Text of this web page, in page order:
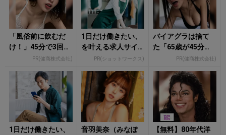
「風俗前に飲むだ
け！」45分で3回戦
も余裕！980円で朝
PR(健商株式会社)
1日だけ働きたい、
を叶える求人サイ
PR(ショットワークス)
バイアグラは捨て
た「65歳が45分で3
回戦も余裕」980円
PR(健商株式会社)
1日だけ働きたい、
音羽美奈（みなぽ
【無料】80年代洋